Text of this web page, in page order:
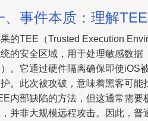
、事件本质：理解
的TEE（Trusted Execution
的安全区域，用于处理敏感数据
。它通过硬件隔离确保即使iOS
。此次被攻破，意味着黑客可能
内部缺陷的方法，但这通常需要
并非大规模远程攻击。因此，普